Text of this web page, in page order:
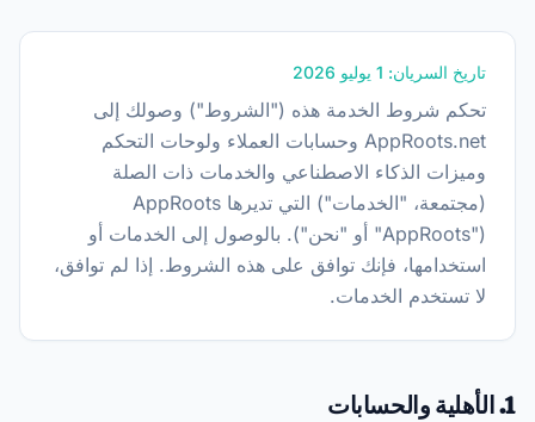
تاريخ السريان: 1 يوليو 2026
تحكم شروط الخدمة هذه ("الشروط") وصولك إلى
AppRoots.net وحسابات العملاء ولوحات التحكم
وميزات الذكاء الاصطناعي والخدمات ذات الصلة
(مجتمعة، "الخدمات") التي تديرها AppRoots
("AppRoots" أو "نحن"). بالوصول إلى الخدمات أو
استخدامها، فإنك توافق على هذه الشروط. إذا لم توافق،
لا تستخدم الخدمات.
1. الأهلية والحسابات